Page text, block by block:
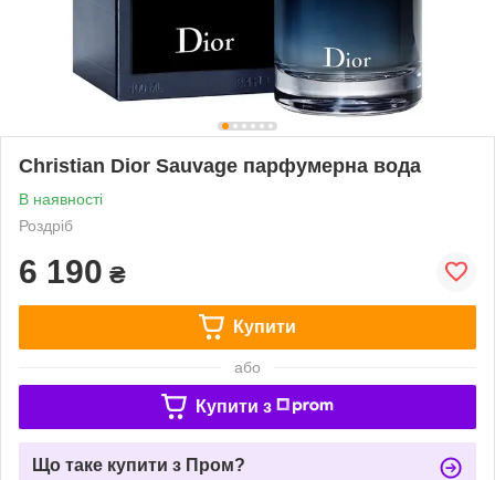
Christian Dior Sauvage парфумерна вода
В наявності
Роздріб
6 190 ₴
Купити
або
Купити з
Що таке купити з Пром?